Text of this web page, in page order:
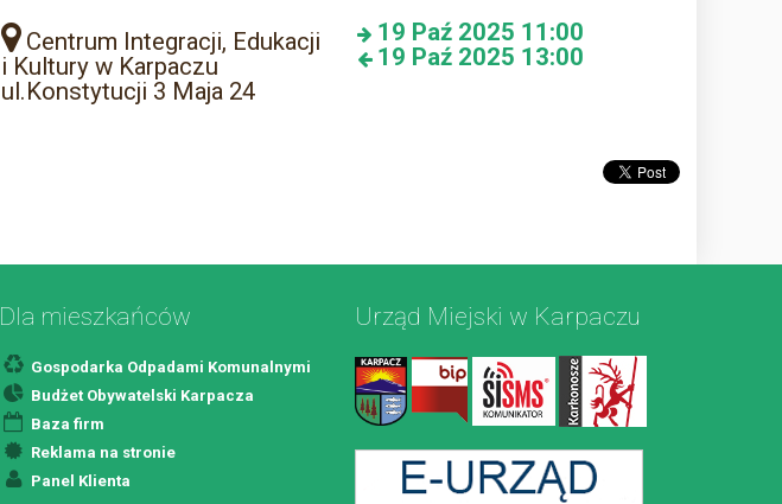
Centrum Integracji, Edukacji
i Kultury w Karpaczu
ul.Konstytucji 3 Maja 24
19 Paź 2025 11:00
19 Paź 2025 13:00
Dla mieszkańców
Gospodarka Odpadami Komunalnymi
Budżet Obywatelski Karpacza
Baza firm
Reklama na stronie
Panel Klienta
Urząd Miejski w Karpaczu